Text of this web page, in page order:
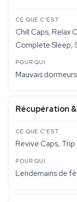
Chill Caps, Relax
Complete Sleep,
Mauvais
Récupération
Revive Caps,
Lendemains de